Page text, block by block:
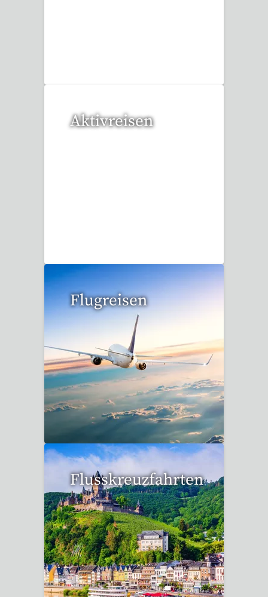
Aktivreisen
Flugreisen
15 Reisen gefunden
Flusskreuzfahrten
6 Reisen gefunden